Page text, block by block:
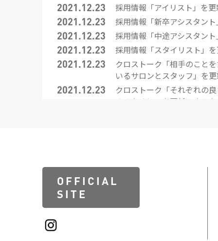
2021.12.23
採用情報「アイリスト」を
2021.12.23
採用情報「新卒アシスタン
2021.12.23
採用情報「中途アシスタン
2021.12.23
採用情報「スタイリスト」
2021.12.23
クロストーク「相手のこと
いるサロンとスタッフ」を
2021.12.23
クロストーク「それぞれの
するために」を更新しました
OFFICIAL
SITE